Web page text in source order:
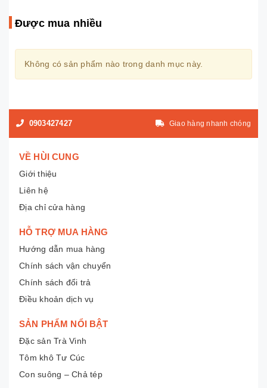
Được mua nhiều
Không có sản phẩm nào trong danh mục này.
0903427427 Giao hàng nhanh chóng
VỀ HÙI CUNG
Giới thiệu
Liên hệ
Địa chỉ cửa hàng
HỖ TRỢ MUA HÀNG
Hướng dẫn mua hàng
Chính sách vận chuyển
Chính sách đổi trả
Điều khoản dịch vụ
SẢN PHẨM NỔI BẬT
Đặc sản Trà Vinh
Tôm khô Tư Cúc
Con suông – Chả tép